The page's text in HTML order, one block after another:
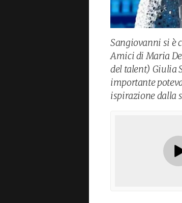
Sangiovanni si è
Amici di Maria
del talent) Giulia
importante
ispirazione dalla